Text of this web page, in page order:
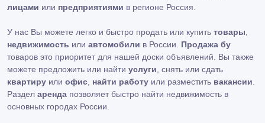
лицами или предприятиями в регионе Россия.
У нас Вы можете легко и быстро продать или купить товары
недвижимость или автомобили в России. Продажа бу
товаров это приоритет для нашей доски объявлений. Вы также
можете предложить или найти услуги , снять или сдать
квартиру или офис найти работу или разместить вакансии
Раздел аренда позволяет быстро найти недвижимость в
основных городах России.